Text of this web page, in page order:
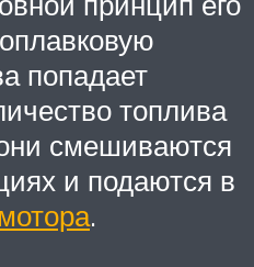
попадает
топлива
смешиваются
и подаются в
.